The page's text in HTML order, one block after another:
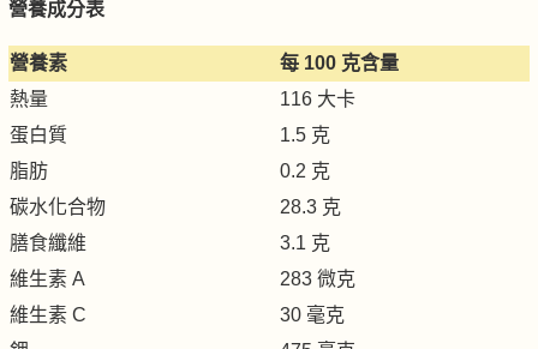
營養成分表
營養素
每 100 克含量
熱量
116 大卡
蛋白質
1.5 克
脂肪
0.2 克
碳水化合物
28.3 克
膳食纖維
3.1 克
維生素 A
283 微克
維生素 C
30 毫克